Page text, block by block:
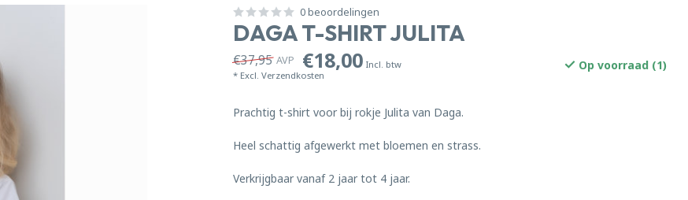
0 beoordelingen
DAGA T-SHIRT JULITA
€37,95 AVP €18,00 Incl. btw
* Excl.Verzendkosten
Op voorraad (1)
Prachtig t-shirt voor bij rokje Julita van Daga.
Heel schattig afgewerkt met bloemen en strass.
Verkrijgbaar vanaf 2 jaar tot 4 jaar.